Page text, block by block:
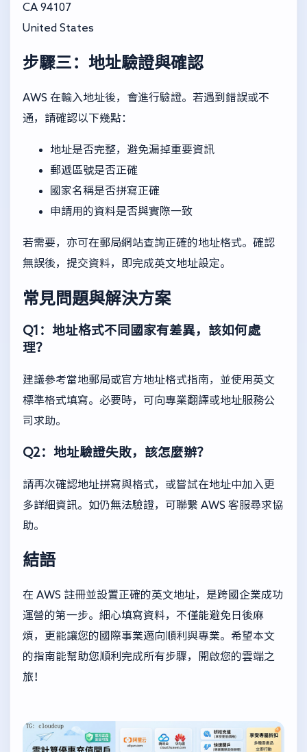
CA 94107
United States
步驟三：地址驗證與確認
AWS 在輸入地址後，會進行驗證。若遇到錯誤或不
通，請確認以下幾點：
地址是否完整，避免漏掉重要資訊
郵遞區號是否正確
國家名稱是否拼寫正確
申請用的資料是否與實際一致
若需要，亦可在郵局網站查詢正確的地址格式。確認
無誤後，提交資料，即完成英文地址設定。
常見問題與解決方案
Q1：地址格式不同國家有差異，該如何處
理？
建議參考當地郵局或官方地址格式指南，並使用英文
標準格式填寫。必要時，可向專業翻譯或地址服務公
司求助。
Q2：地址驗證失敗，該怎麼辦？
請再次確認地址拼寫與格式，或嘗試在地址中加入更
多詳細資訊。如仍無法驗證，可聯繫 AWS 客服尋求協
助。
結語
在 AWS 註冊並設置正確的英文地址，是跨國企業成功
運營的第一步。細心填寫資料，不僅能避免日後麻
煩，更能讓您的國際事業邁向順利與專業。希望本文
的指南能幫助您順利完成所有步驟，開啟您的雲端之
旅！